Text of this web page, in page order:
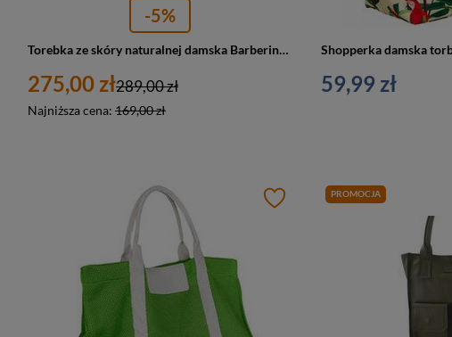
-5%
Torebka ze skóry naturalnej damska Barberini's 914-42 shopper A4 ciemnozielona
275,00 zł
Najniższa cena: 169,00 zł
289,00 zł 59,99 zł
PROMOCJA